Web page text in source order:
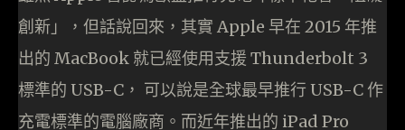
創新」，但話說回來，其實 Apple 早在 2015 年推
出的 MacBook 就已經使用支援 Thunderbolt 3
標準的 USB-C， 可以說是全球最早推行 USB-C 作
充電標準的電腦廠商。而近年推出的 iPad Pro